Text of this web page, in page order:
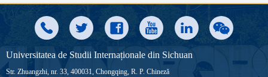
Universitatea de Studii Internaționale din Sichuan
Str. Zhuangzhi, nr. 33, 400031, Chongqing, R. P. Chineză